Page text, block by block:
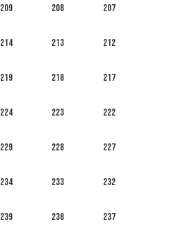
207
208
209
212
213
214
217
218
219
222
223
224
227
228
229
232
233
234
237
238
239